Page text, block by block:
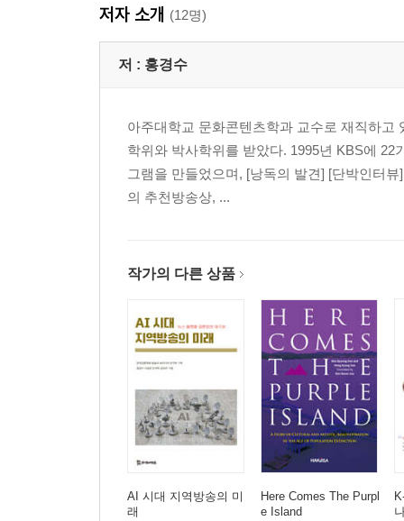
2장 미디어콘텐츠 산업에서의 생성형 AI 기술 활용
1. ‘창작’의 영역으로 들어온 AI
4. 나가며
3장 AI는 콘텐츠를 어떻게 바꾸는가? / 최민근
1. 새로운 창작자, AI가 바꾸는 콘텐츠의 본질
4. 결론: 엔터테크 시대, AI가 만드는 새로운 콘텐츠
4장 생성형 AI와 저널리즘 현장 / 김현지
1. 들어가며
2. 뉴스룸에서의 AI 활용
3. 진격하는 AI, 위기와 기회
4. 언론의 존재 이유·존립 방식 다시 묻는 시기
5. 나가며: 변화의 물결에서 찾아야 할 기회
1. 서론
저자 소개 (12명)
저 : 홍경수
아주대학교 문화콘텐츠학과 교수로 재직하
학위와 박사학위를 받았다. 1995년 KBS에
그램을 만들었으며, [낭독의 발견] [단박인터
의 추천방송상, ...
작가의 다른 상품
AI 시대 지역방송의 미
래
Here Comes The Purpl
e Island